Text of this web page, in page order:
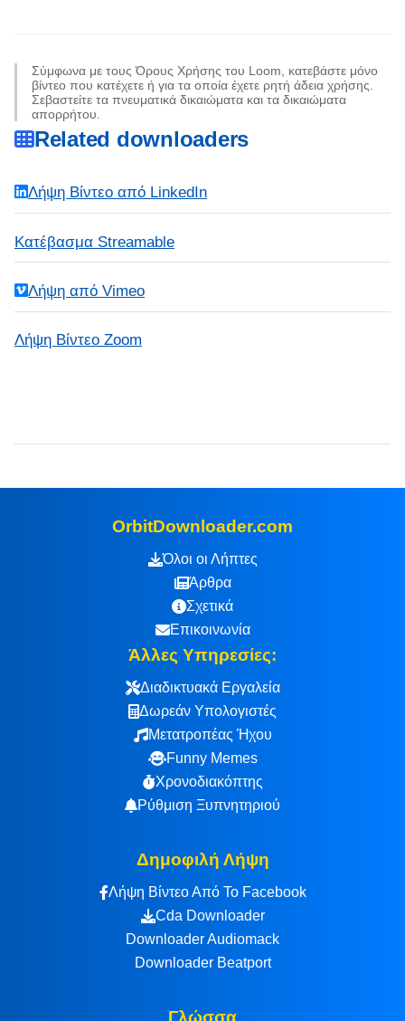
Σύμφωνα με τους Όρους Χρήσης του Loom, κατεβάστε μόνο
βίντεο που κατέχετε ή για τα οποία έχετε ρητή άδεια χρήσης.
Σεβαστείτε τα πνευματικά δικαιώματα και τα δικαιώματα
απορρήτου.
Related downloaders
Λήψη Βίντεο από LinkedIn
Κατέβασμα Streamable
Λήψη από Vimeo
Λήψη Βίντεο Zoom
OrbitDownloader.com
Όλοι οι Λήπτες
Άρθρα
Σχετικά
Επικοινωνία
Άλλες Υπηρεσίες:
Διαδικτυακά Εργαλεία
Δωρεάν Υπολογιστές
Μετατροπέας Ήχου
Funny Memes
Χρονοδιακόπτης
Ρύθμιση Ξυπνητηριού
Δημοφιλή Λήψη
Λήψη Βίντεο Από Το Facebook
Cda Downloader
Downloader Audiomack
Downloader Beatport
Γλώσσα